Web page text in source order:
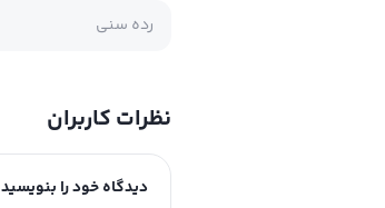
رده سنی
نظرات کاربران
دیدگاه خود را بنویسید